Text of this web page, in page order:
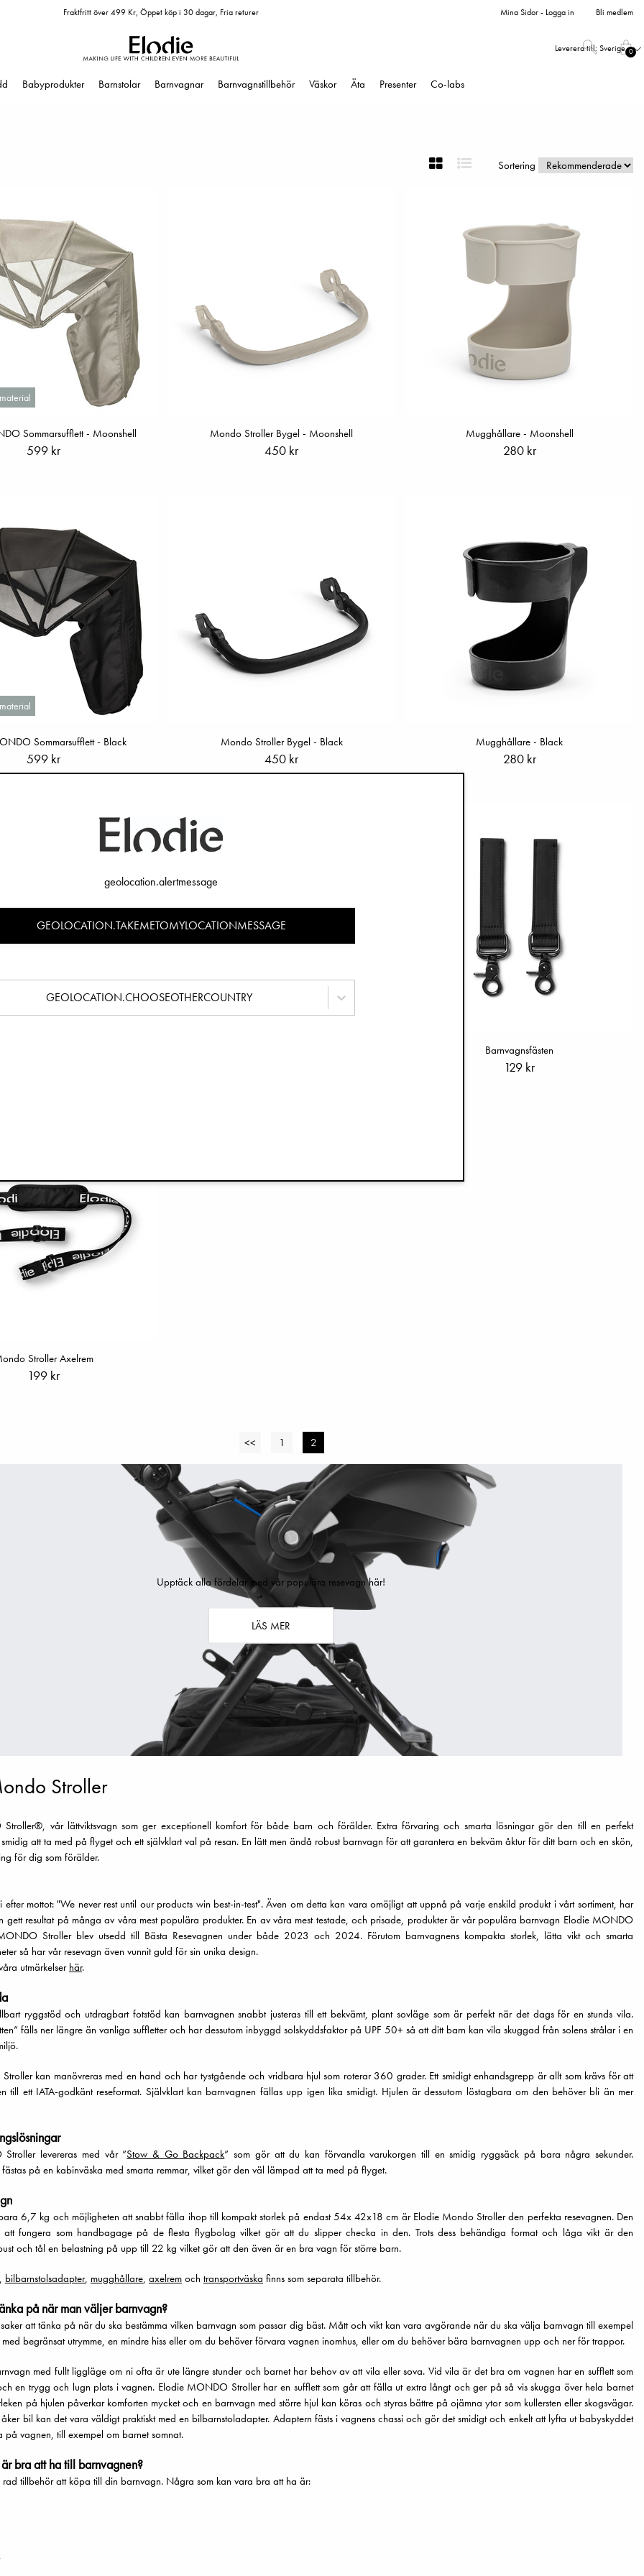
Fraktfritt över 499 Kr, Öppet köp i 30 dagar, Fria returer Mina Sidor - Logga in Bli medlem
Leverera till: Sverige 0
Babyprodukter Barnstolar Barnvagnar Barnvagnstillbehör Väskor Äta Presenter Co-labs
Sortering
Sommarsufflett - Moonshell
599 kr
Mondo Stroller Bygel - Moonshell
450 kr
Mugghållare - Moonshell
280 kr
Sommarsufflett - Black
599 kr
Mondo Stroller Bygel - Black
450 kr
Mugghållare - Black
280 kr
Barnvagnsfästen
129 kr
Stroller Axelrem
199 kr
<< 1 2
Upptäck alla fördelar med vår populära resevagn här!
LÄS MER
Stroller
vår lättviktsvagn som ger exceptionell komfort för både barn och förälder. Extra förvaring och smarta lösningar gör den till en perfekt
att ta med på flyget och ett självklart val på resan. En lätt men ändå robust barnvagn för att garantera en bekväm åktur för ditt barn och en skön,
för dig som förälder.
efter mottot: "We never rest until our products win best-in-test". Även om detta kan vara omöjligt att uppnå på varje enskild produkt i vårt sortiment, har
gett resultat på många av våra mest populära produkter. En av våra mest testade, och prisade, produkter är vår populära barnvagn Elodie MONDO
Stroller blev utsedd till Bästa Resevagnen under både 2023 och 2024. Förutom barnvagnens kompakta storlek, lätta vikt och smarta
så har vår resevagn även vunnit guld för sin unika design.
utmärkelser här.
ryggstöd och utdragbart fotstöd kan barnvagnen snabbt justeras till ett bekvämt, plant sovläge som är perfekt när det dags för en stunds vila.
fälls ner längre än vanliga suffletter och har dessutom inbyggd solskyddsfaktor på UPF 50+ så att ditt barn kan vila skuggad från solens strålar i en
kan manövreras med en hand och har tystgående och vridbara hjul som roterar 360 grader. Ett smidigt enhandsgrepp är allt som krävs för att
till ett IATA-godkänt reseformat. Självklart kan barnvagnen fällas upp igen lika smidigt. Hjulen är dessutom löstagbara om den behöver bli än mer
levereras med vår ”Stow & Go Backpack” som gör att du kan förvandla varukorgen till en smidig ryggsäck på bara några sekunder.
på en kabinväska med smarta remmar, vilket gör den väl lämpad att ta med på flyget.
6,7 kg och möjligheten att snabbt fälla ihop till kompakt storlek på endast 54x 42x18 cm är Elodie Mondo Stroller den perfekta resevagnen. Den
fungera som handbagage på de flesta flygbolag vilket gör att du slipper checka in den. Trots dess behändiga format och låga vikt är den
och tål en belastning på upp till 22 kg vilket gör att den även är en bra vagn för större barn.
, bilbarnstolsadapter, mugghållare, axelrem och transportväska finns som separata tillbehör.
på när man väljer barnvagn?
att tänka på när du ska bestämma vilken barnvagn som passar dig bäst. Mått och vikt kan vara avgörande när du ska välja barnvagn till exempel
begränsat utrymme, en mindre hiss eller om du behöver förvara vagnen inomhus, eller om du behöver bära barnvagnen upp och ner för trappor.
med fullt liggläge om ni ofta är ute längre stunder och barnet har behov av att vila eller sova. Vid vila är det bra om vagnen har en sufflett som
en trygg och lugn plats i vagnen. Elodie MONDO Stroller har en sufflett som går att fälla ut extra långt och ger på så vis skugga över hela barnet
på hjulen påverkar komforten mycket och en barnvagn med större hjul kan köras och styras bättre på ojämna ytor som kullersten eller skogsvägar.
bil kan det vara väldigt praktiskt med en bilbarnstoladapter. Adaptern fästs i vagnens chassi och gör det smidigt och enkelt att lyfta ut babyskyddet
på vagnen, till exempel om barnet somnat.
bra att ha till barnvagnen?
rad tillbehör att köpa till din barnvagn. Några som kan vara bra att ha är:
geolocation.alertmessage
GEOLOCATION.TAKEMETOMYLOCATIONMESSAGE
GEOLOCATION.CHOOSEOTHERCOUNTRY